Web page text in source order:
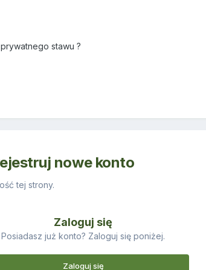
stawu ?
nowe konto
tej strony.
Zaloguj się
Posiadasz już konto? Zaloguj się poniżej.
Zaloguj się